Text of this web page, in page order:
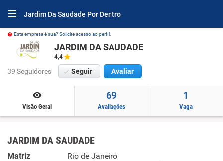
Jardim Da Saudade Por Dentro
Esta empresa é sua? Solicite acesso ao perfil.
JARDIM DA SAUDADE
4,4
39 Seguidores Seguir Avaliar
Visão Geral
69
Avaliações
1
Vaga
JARDIM DA SAUDADE
Matriz
Rio de Janeiro